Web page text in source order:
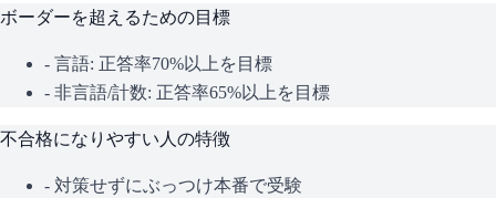
ボーダーを超えるための目標
- 言語: 正答率70%以上を目標
- 非言語/計数: 正答率65%以上を目標
不合格になりやすい人の特徴
- 対策せずにぶっつけ本番で受験